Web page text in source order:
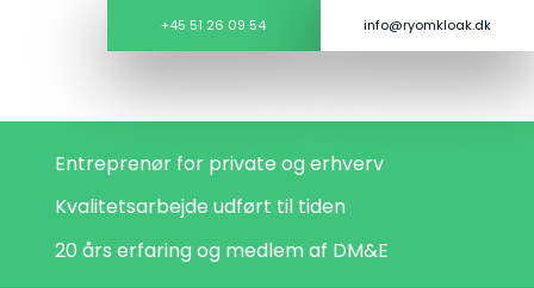
+45 51 26 09 54 info@ryomkloak.dk​
Entreprenør for private og erhverv
Kvalitetsarbejde udført til tiden
20 års erfaring og medlem af DM&E